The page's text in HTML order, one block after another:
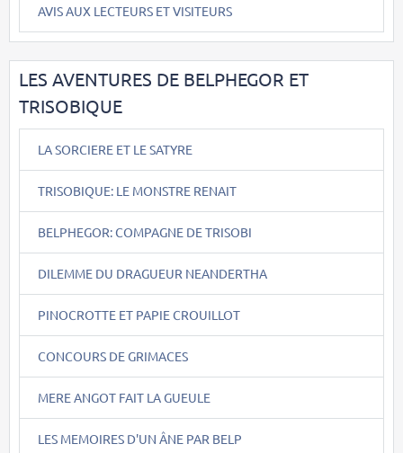
AVIS AUX LECTEURS ET VISITEURS
LES AVENTURES DE BELPHEGOR ET
TRISOBIQUE
LA SORCIERE ET LE SATYRE
TRISOBIQUE: LE MONSTRE RENAIT
BELPHEGOR: COMPAGNE DE TRISOBI
DILEMME DU DRAGUEUR NEANDERTHA
PINOCROTTE ET PAPIE CROUILLOT
CONCOURS DE GRIMACES
MERE ANGOT FAIT LA GUEULE
LES MEMOIRES D'UN ÂNE PAR BELP